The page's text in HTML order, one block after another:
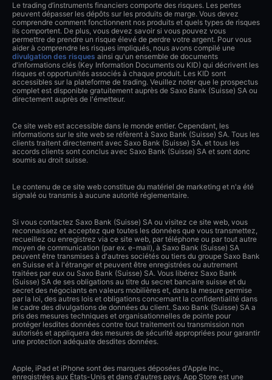
Le trading d’instruments financiers comporte des risques. Les pertes
peuvent dépasser les dépôts sur les produits de marge. Vous devez
comprendre comment fonctionnent nos produits et quels types de risques
ils comportent. De plus, vous devez savoir si vous pouvez vous
permettre de prendre un risque élevé de perdre votre argent. Pour vous
aider à comprendre les risques impliqués, nous avons compilé une
divulgation des risques ainsi qu'un ensemble de documents
d'informations clés (Key Information Documents ou KID) qui décrivent les
risques et opportunités associés à chaque produit. Les KID sont
accessibles sur la plateforme de trading. Veuillez noter que le prospectus
complet est disponible gratuitement auprès de Saxo Bank (Suisse) SA ou
directement auprès de l'émetteur.
Ce site web est accessible dans le monde entier. Cependant, les
informations sur le site web se réfèrent à Saxo Bank (Suisse) SA. Tous les
clients traitent directement avec Saxo Bank (Suisse) SA. et tous les
accords clients sont conclus avec Saxo Bank (Suisse) SA et sont donc
soumis au droit suisse.
Le contenu de ce site web constitue du matériel de marketing et n'a été
signalé ou transmis à aucune autorité réglementaire.
Si vous contactez Saxo Bank (Suisse) SA ou visitez ce site web, vous
reconnaissez et acceptez que toutes les données que vous transmettez,
recueillez ou enregistrez via ce site web, par téléphone ou par tout autre
moyen de communication (par ex. e-mail), à Saxo Bank (Suisse) SA
peuvent être transmises à d'autres sociétés ou tiers du groupe Saxo Bank
en Suisse et à l'étranger et peuvent être enregistrées ou autrement
traitées par eux ou Saxo Bank (Suisse) SA. Vous libérez Saxo Bank
(Suisse) SA de ses obligations au titre du secret bancaire suisse et du
secret des négociants en valeurs mobilières et, dans la mesure permise
par la loi, des autres lois et obligations concernant la confidentialité dans
le cadre des divulgations de données du client. Saxo Bank (Suisse) SA a
pris des mesures techniques et organisationnelles de pointe pour
protéger lesdites données contre tout traitement ou transmission non
autorisés et appliquera des mesures de sécurité appropriées pour garantir
une protection adéquate desdites données.
Apple, iPad et iPhone sont des marques déposées d'Apple Inc.,
enregistrées aux États-Unis et dans d'autres pays. App Store est une